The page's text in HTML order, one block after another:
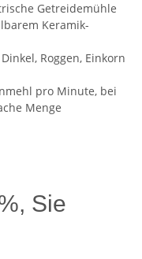
Getreidemühle
Keramik-
Roggen, Einkorn
pro Minute, bei
Menge
, Sie